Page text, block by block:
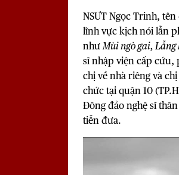
NSƯT Ngọc Trinh,
lĩnh vực kịch nói lẫn
nhưMùi ngò gai,
sĩ nhập viện cấp cứu,
chị về nhà riêng và
chức tại quận 10
Đông đảo nghệ sĩ
tiễn đưa.